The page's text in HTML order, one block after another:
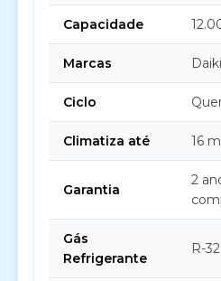
Capacidade
Marcas
Ciclo
Climatiza até 16 m
Garantia
2
Gás
Refrigerante
R-32